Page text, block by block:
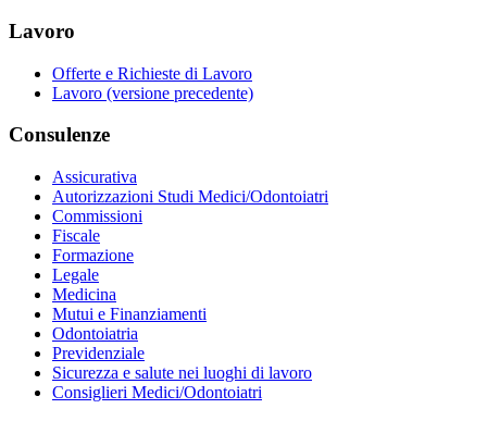
Lavoro
Offerte e Richieste di Lavoro
Lavoro (versione precedente)
Consulenze
Assicurativa
Autorizzazioni Studi Medici/Odontoiatri
Commissioni
Fiscale
Formazione
Legale
Medicina
Mutui e Finanziamenti
Odontoiatria
Previdenziale
Sicurezza e salute nei luoghi di lavoro
Consiglieri Medici/Odontoiatri